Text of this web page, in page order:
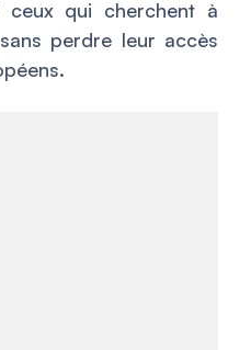
ceux qui cherchent à
perdre leur accès